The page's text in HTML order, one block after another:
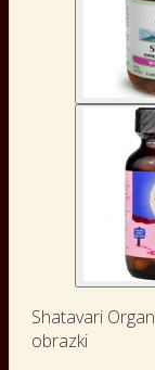
Shatavari
obrazki